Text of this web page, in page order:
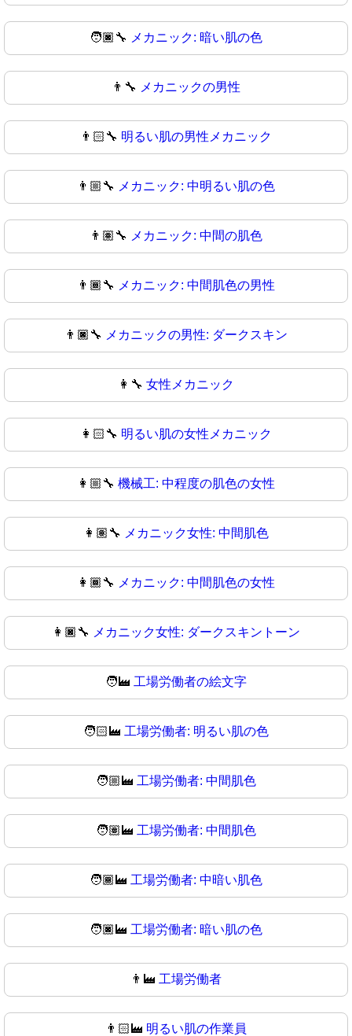
🧑🏿‍🔧 メカニック: 暗い肌の色
👨‍🔧 メカニックの男性
👨🏻‍🔧 明るい肌の男性メカニック
👨🏼‍🔧 メカニック: 中明るい肌の色
👨🏽‍🔧 メカニック: 中間の肌色
👨🏾‍🔧 メカニック: 中間肌色の男性
👨🏿‍🔧 メカニックの男性: ダークスキン
👩‍🔧 女性メカニック
👩🏻‍🔧 明るい肌の女性メカニック
👩🏼‍🔧 機械工: 中程度の肌色の女性
👩🏽‍🔧 メカニック女性: 中間肌色
👩🏾‍🔧 メカニック: 中間肌色の女性
👩🏿‍🔧 メカニック女性: ダークスキントーン
🧑‍🏭 工場労働者の絵文字
🧑🏻‍🏭 工場労働者: 明るい肌の色
🧑🏼‍🏭 工場労働者: 中間肌色
🧑🏽‍🏭 工場労働者: 中間肌色
🧑🏾‍🏭 工場労働者: 中暗い肌色
🧑🏿‍🏭 工場労働者: 暗い肌の色
👨‍🏭 工場労働者
👨🏻‍🏭 明るい肌の作業員